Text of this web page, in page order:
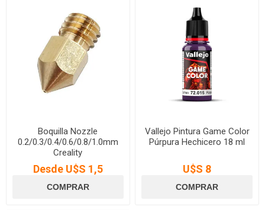
Boquilla Nozzle
0.2/0.3/0.4/0.6/0.8/1.0mm
Creality
Desde U$S 1,5
Vallejo Pintura Game Color
Púrpura Hechicero 18 ml
U$S 8